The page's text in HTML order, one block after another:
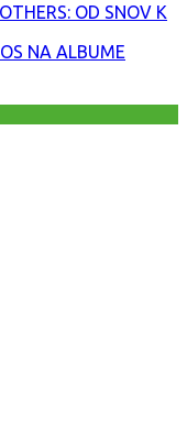
OD SNOV K
NA ALBUME